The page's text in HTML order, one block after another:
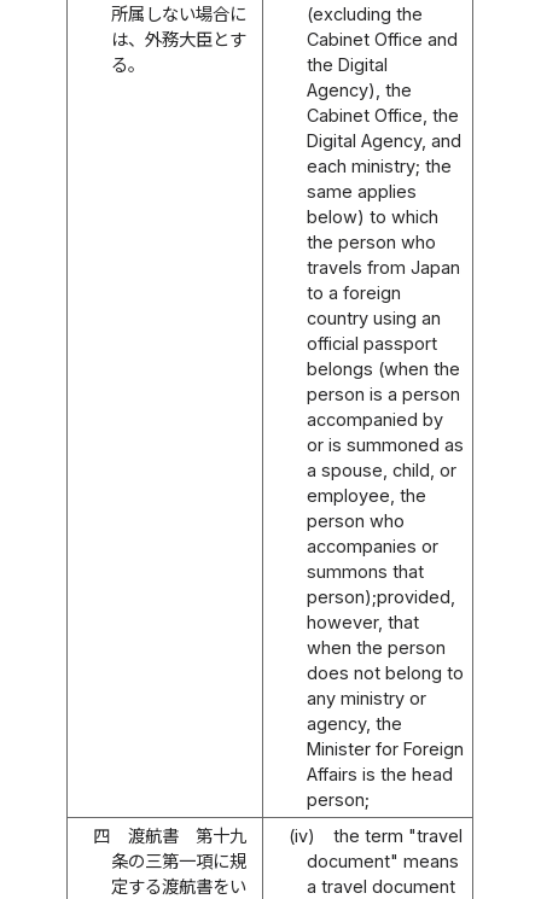
所属しない場合に
は、外務大臣とす
る。
(excluding the
Cabinet Office and
the Digital
Agency), the
Cabinet Office, the
Digital Agency, and
each ministry; the
same applies
below) to which
the person who
travels from Japan
to a foreign
country using an
official passport
belongs (when the
person is a person
accompanied by
or is summoned as
a spouse, child, or
employee, the
person who
accompanies or
summons that
person);provided,
however, that
when the person
does not belong to
any ministry or
agency, the
Minister for Foreign
Affairs is the head
person;
四
渡航書 第十九
条の三第一項に規
定する渡航書をい
(iv)
the term "travel
document" means
a travel document